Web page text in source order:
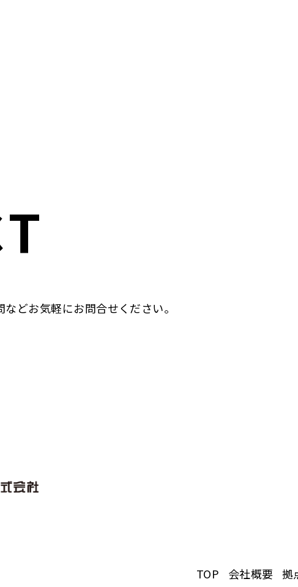
どお気軽にお問合せください。
TOP 会社概要 拠